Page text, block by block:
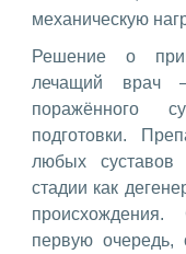
механическую
Решение о
лечащий врач
поражённого
подготовки.
любых суставов
стадии как
первую очередь,